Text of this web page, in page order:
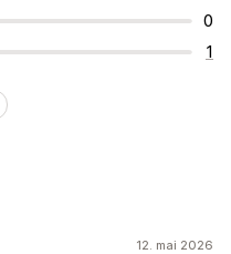
0
1
12. mai 2026